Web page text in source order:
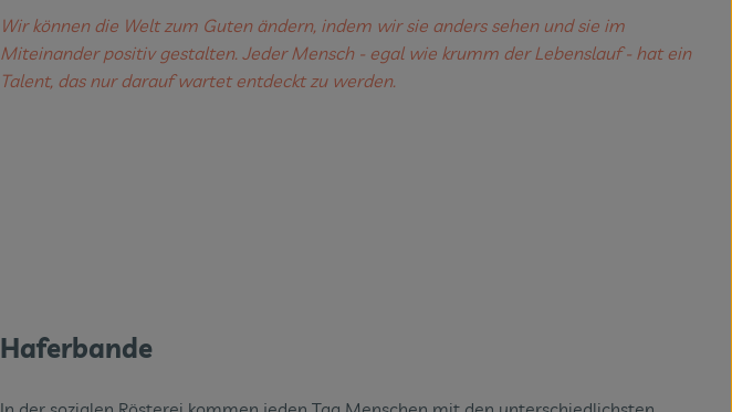
Wir können die Welt zum Guten ändern, indem wir sie anders sehen und sie im
Miteinander positiv gestalten. Jeder Mensch - egal wie krumm der Lebenslauf - hat ein
Talent, das nur darauf wartet entdeckt zu werden.
Haferbande